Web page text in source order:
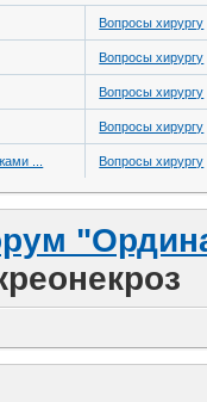
Вопросы хирургу
Вопросы хирургу
Вопросы хирургу
Вопросы хирургу
... Вопросы хирургу